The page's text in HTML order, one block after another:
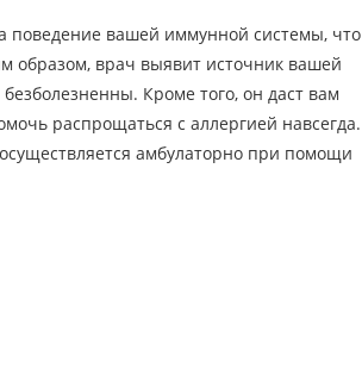
поведение вашей иммунной системы, что
образом, врач выявит источник вашей
Кроме того, он даст вам
распрощаться с аллергией навсегда.
амбулаторно при помощи